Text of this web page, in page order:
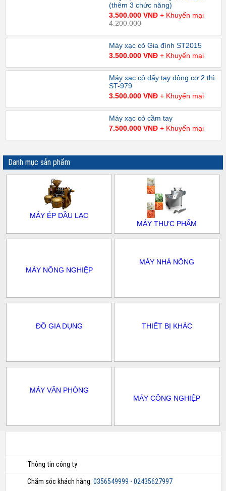
(thêm 3 chức năng)
3.500.000 VNĐ+ Khuyến mại
4.200.000
Máy xạc cỏ Gia đình ST2015
3.500.000 VNĐ+ Khuyến mại
Máy xạc cỏ đẩy tay động cơ 2 thì
ST-979
3.500.000 VNĐ+ Khuyến mại
Máy xạc cỏ cầm tay
7.500.000 VNĐ+ Khuyến mại
Danh mục sản phẩm
MÁY ÉP DẦU LẠC
MÁY THỰC PHẨM
MÁY NÔNG NGHIỆP
MÁY NHÀ NÔNG
ĐỒ GIA DỤNG THIẾT BỊ KHÁC
MÁY VĂN PHÒNG
MÁY CÔNG NGHIỆP
Thông tin công ty
Chăm sóc khách hàng: 0356549999 - 02435627997